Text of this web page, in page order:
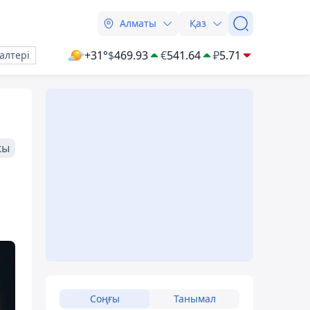
Алматы Қаз
+31°$469.93 €541.64 ₽5.71
Соңғы Танымал